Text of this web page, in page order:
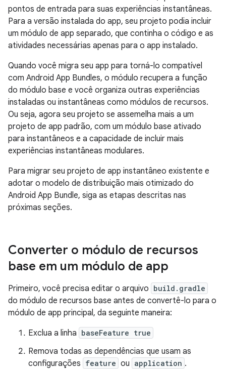
pontos de entrada para suas experiências instantâneas.
Para a versão instalada do app, seu projeto podia incluir
um módulo de app separado, que continha o código e as
atividades necessárias apenas para o app instalado.
Quando você migra seu app para torná-lo compatível
com Android App Bundles, o módulo recupera a função
do módulo base e você organiza outras experiências
instaladas ou instantâneas como módulos de recursos.
Ou seja, agora seu projeto se assemelha mais a um
projeto de app padrão, com um módulo base ativado
para instantâneos e a capacidade de incluir mais
experiências instantâneas modulares.
Para migrar seu projeto de app instantâneo existente e
adotar o modelo de distribuição mais otimizado do
Android App Bundle, siga as etapas descritas nas
próximas seções.
Converter o módulo de recursos
base em um módulo de app
Primeiro, você precisa editar o arquivo build.gradle
do módulo de recursos base antes de convertê-lo para o
módulo de app principal, da seguinte maneira:
Exclua a linha baseFeature true
Remova todas as dependências que usam as
configurações feature ou application .